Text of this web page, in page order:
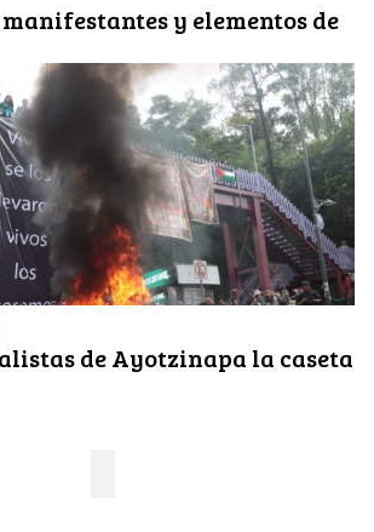
y elementos de
de Ayotzinapa la caseta